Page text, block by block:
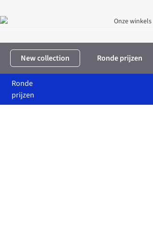
Onze winkels
New collection Ronde prijzen
Ronde
prijzen